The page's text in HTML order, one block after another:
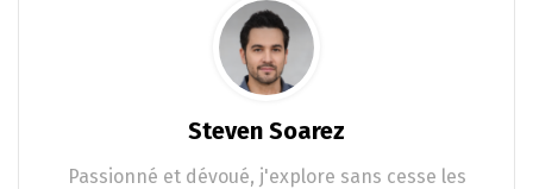
Steven Soarez
Passionné et dévoué, j'explore sans cesse les